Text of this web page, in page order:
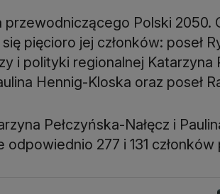
przewodniczącego Polski 2050.
się pięcioro jej członków: poseł
i polityki regionalnej Katarzyna
Hennig-Kloska oraz poseł
Pełczyńska-Nałęcz i
odpowiednio 277 i 131 członków